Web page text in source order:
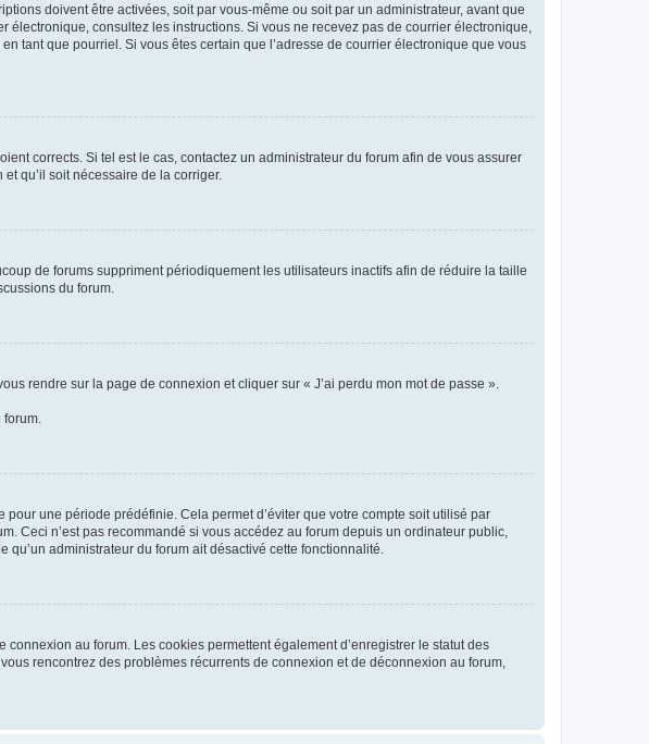
doivent être activées, soit par vous-même ou soit par un administrateur, avant que
consultez les instructions. Si vous ne recevez pas de courrier électronique,
tant que pourriel. Si vous êtes certain que l’adresse de courrier électronique que vous
corrects. Si tel est le cas, contactez un administrateur du forum afin de vous assurer
qu’il soit nécessaire de la corriger.
de forums suppriment périodiquement les utilisateurs inactifs afin de réduire la taille
du forum.
rendre sur la page de connexion et cliquer sur « J’ai perdu mon mot de passe ».
une période prédéfinie. Cela permet d’éviter que votre compte soit utilisé par
Ceci n’est pas recommandé si vous accédez au forum depuis un ordinateur public,
administrateur du forum ait désactivé cette fonctionnalité.
au forum. Les cookies permettent également d’enregistrer le statut des
rencontrez des problèmes récurrents de connexion et de déconnexion au forum,